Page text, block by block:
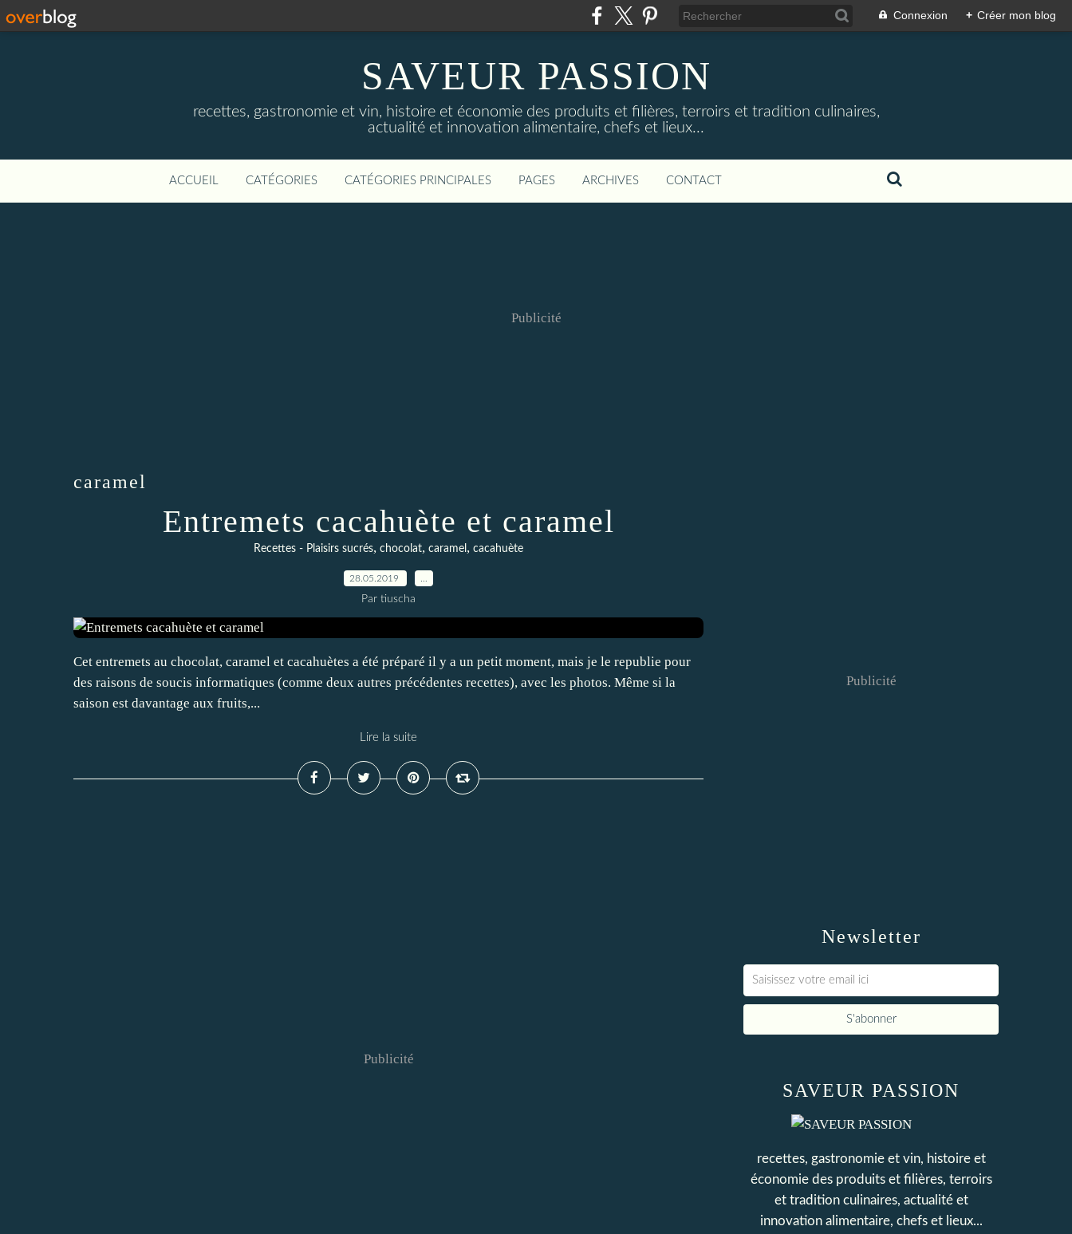
Connexion + Créer mon blog
SAVEUR PASSION
recettes, gastronomie et vin, histoire et économie des produits et filières, terroirs et tradition culinaires,
actualité et innovation alimentaire, chefs et lieux...
ACCUEIL CATÉGORIES CATÉGORIES PRINCIPALES PAGES ARCHIVES CONTACT
Publicité
caramel
Entremets cacahuète et caramel
Recettes - Plaisirs sucrés, chocolat, caramel , cacahuète
28.05.2019
Par tiuscha
Cet entremets au chocolat, caramel et cacahuètes a été préparé il y a un petit moment, mais je le republie pour
des raisons de soucis informatiques (comme deux autres précédentes recettes), avec les photos. Même si la
saison est davantage aux fruits,...
Lire la suite
Publicité
Newsletter
Publicité
SAVEUR PASSION
recettes, gastronomie et vin, histoire et
économie des produits et filières, terroirs
et tradition culinaires, actualité et
innovation alimentaire, chefs et lieux...